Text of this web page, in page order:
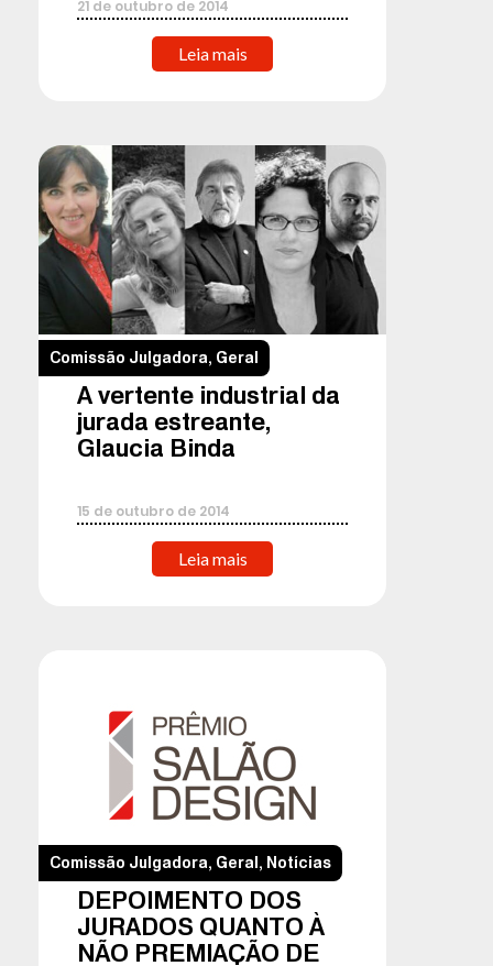
21 de outubro de 2014
Leia mais
Comissão Julgadora, Geral
A vertente industrial da
jurada estreante,
Glaucia Binda
15 de outubro de 2014
Leia mais
Comissão Julgadora, Geral, Notícias
DEPOIMENTO DOS
JURADOS QUANTO À
NÃO PREMIAÇÃO DE